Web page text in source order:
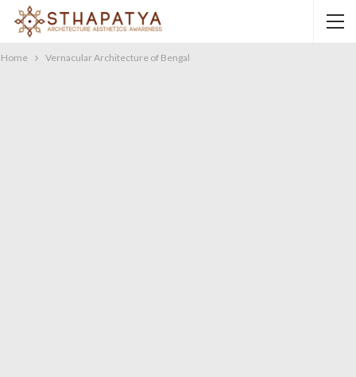
Home Vernacular Architecture of Bengal